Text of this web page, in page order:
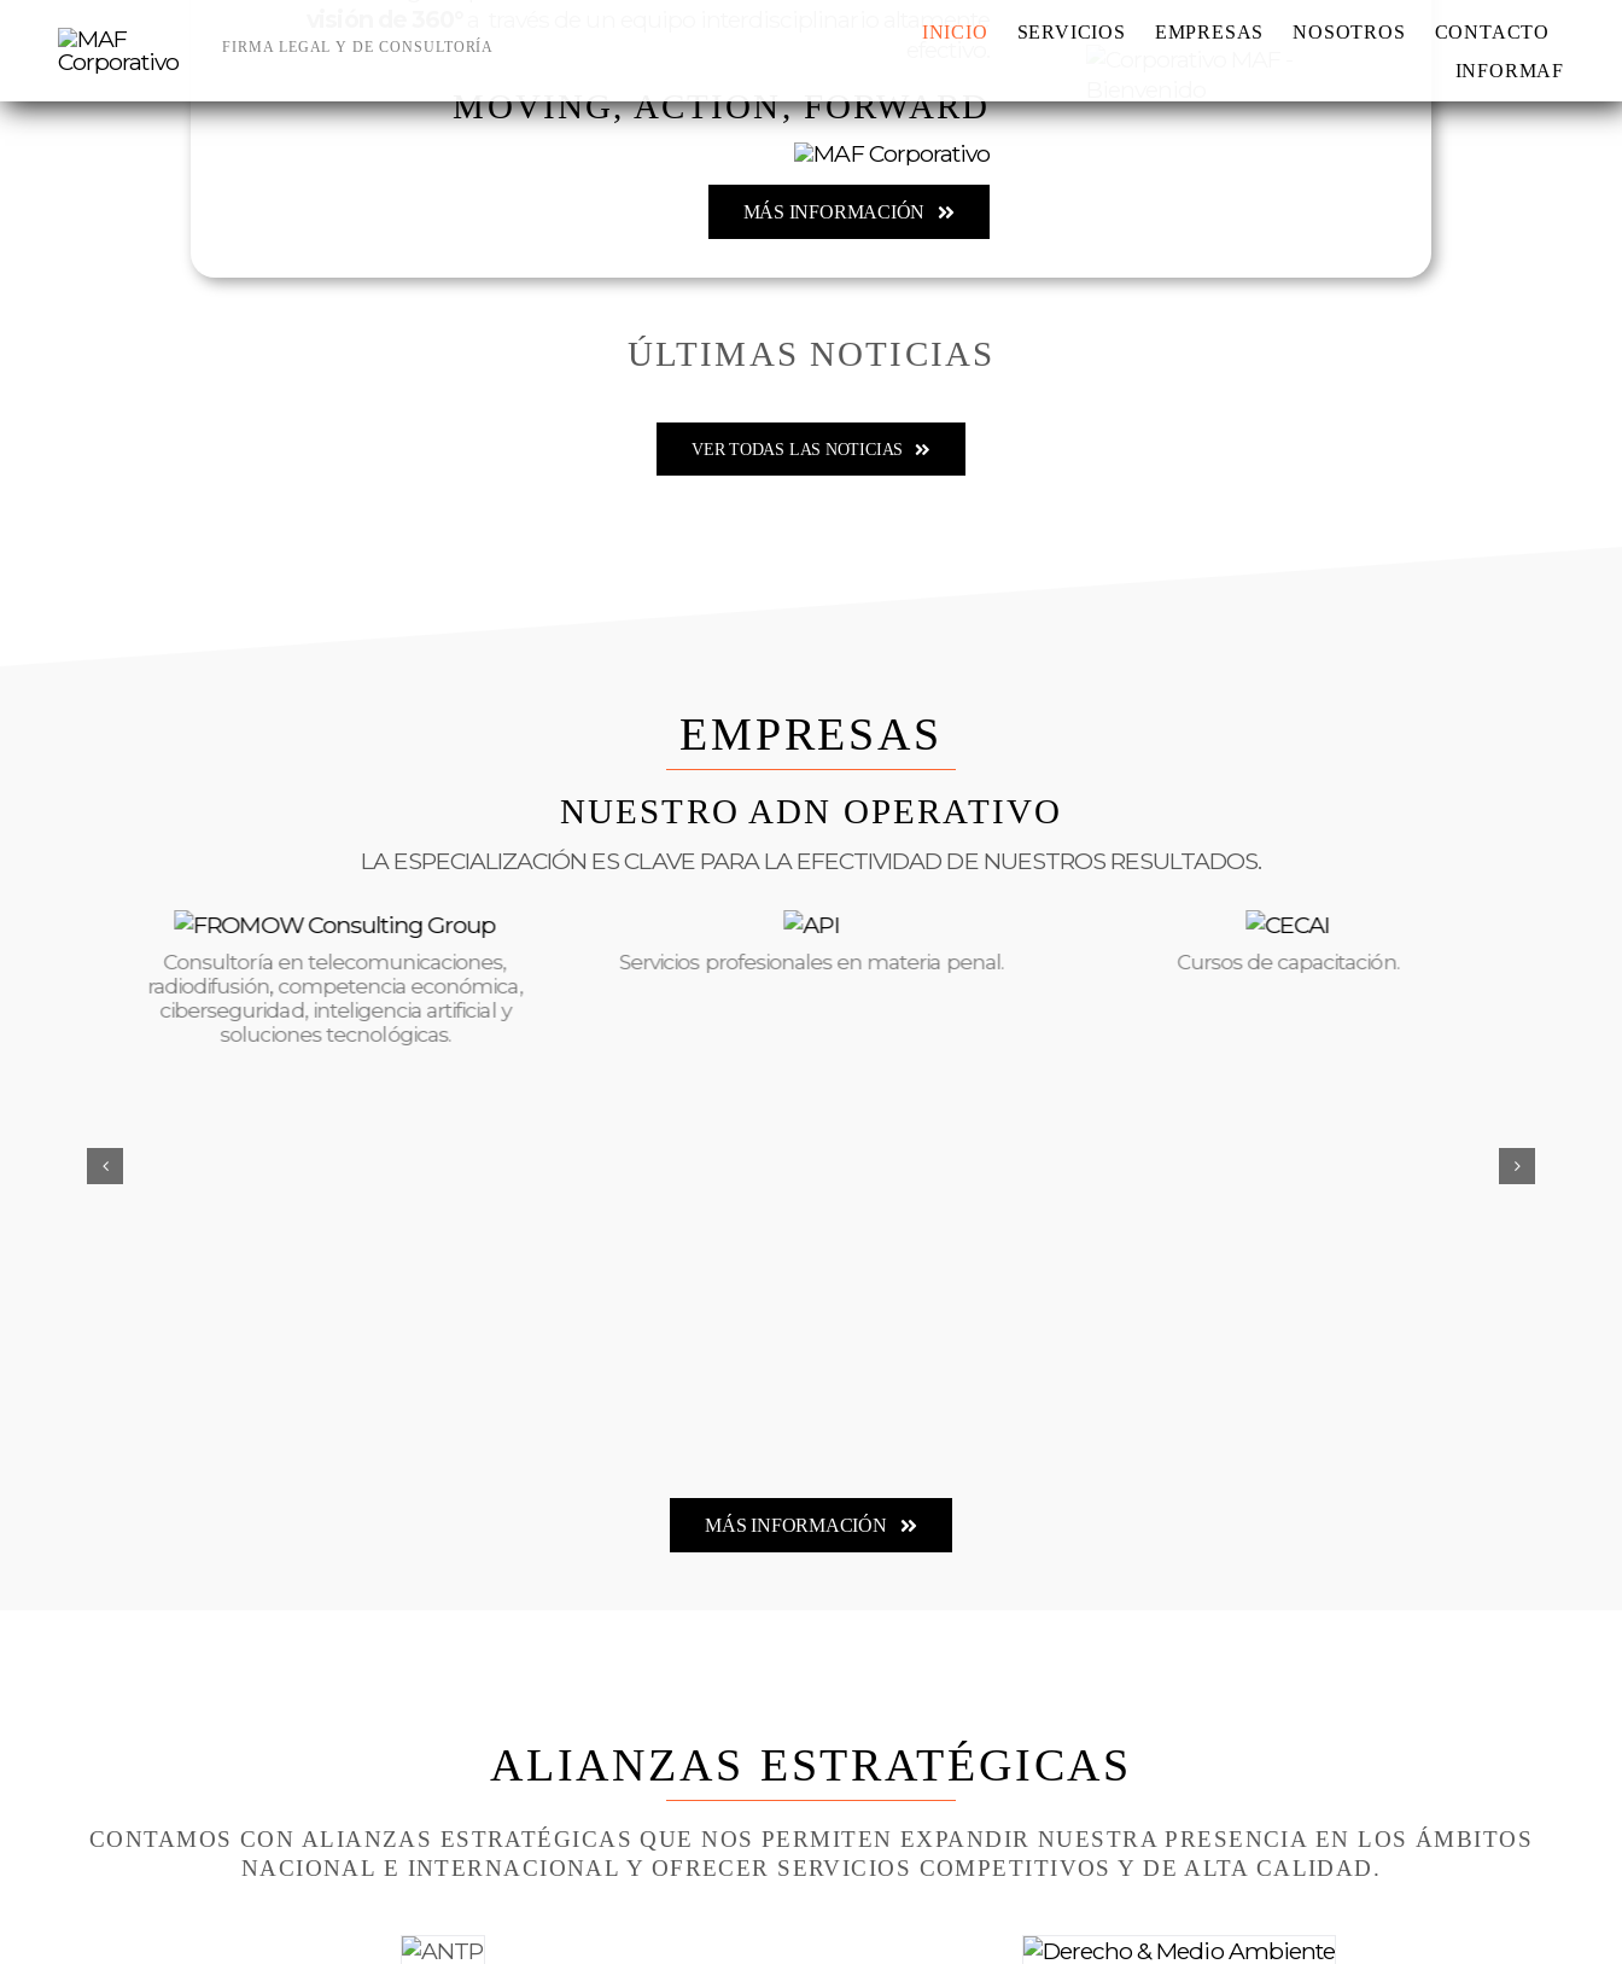
content
FIRMA LEGAL Y DE CONSULTORÍA
INICIO SERVICIOS EMPRESAS NOSOTROS
CONTACTO
INFORMAF
a través de un equipo interdisciplinario altamente
MOVING, ACTION, FORWARD
MÁS INFORMACIÓN
ÚLTIMAS NOTICIAS
VER TODAS LAS NOTICIAS
EMPRESAS
NUESTRO ADN OPERATIVO
LA ESPECIALIZACIÓN ES CLAVE PARA LA EFECTIVIDAD DE NUESTROS RESULTADOS.
Consultoría en telecomunicaciones,
radiodifusión, competencia económica,
ciberseguridad, inteligencia artificial y
soluciones tecnológicas.
Servicios profesionales en materia penal. Cursos de capacitación.
MÁS INFORMACIÓN
ALIANZAS ESTRATÉGICAS
CONTAMOS CON ALIANZAS ESTRATÉGICAS QUE NOS PERMITEN EXPANDIR NUESTRA PRESENCIA EN LOS ÁMBITOS
NACIONAL E INTERNACIONAL Y OFRECER SERVICIOS COMPETITIVOS Y DE ALTA CALIDAD.